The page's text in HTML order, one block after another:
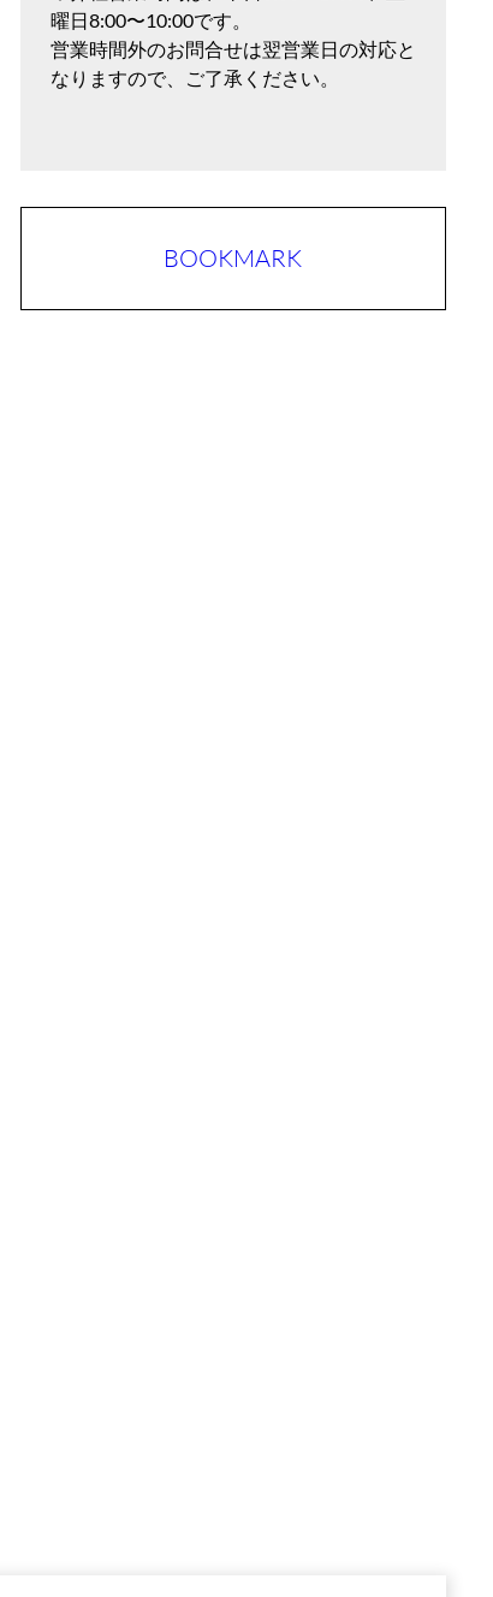
曜日8:00〜10:00です。
営業時間外のお問合せは翌営業日の対応と
なりますので、ご了承ください。
BOOKMARK